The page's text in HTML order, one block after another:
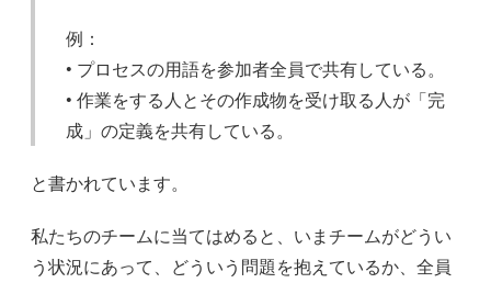
例：
• プロセスの用語を参加者全員で共有している。
• 作業をする人とその作成物を受け取る人が「完
成」の定義を共有している。
と書かれています。
私たちのチームに当てはめると、いまチームがどうい
う状況にあって、どういう問題を抱えているか、全員